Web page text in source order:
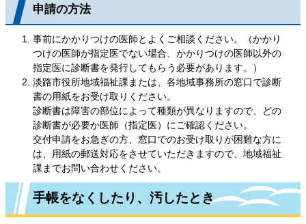
申請の方法
事前にかかりつけの医師とよくご相談ください。（かかり
つけの医師が指定医でない場合、かかりつけの医師以外の
指定医に診断書を発行してもらう必要があります。）
淡路市役所地域福祉課または、各地域事務所の窓口で診断
書の用紙をお受け取りください。
診断書は障害の部位によって種類が異なりますので、どの
診断書が必要か医師（指定医）にご確認ください。
交付申請をお急ぎの方、窓口でのお受け取りが困難な方に
は、用紙の郵送対応をさせていただきますので、地域福祉
課までお問い合わせください。
手帳をなくしたり、汚したとき